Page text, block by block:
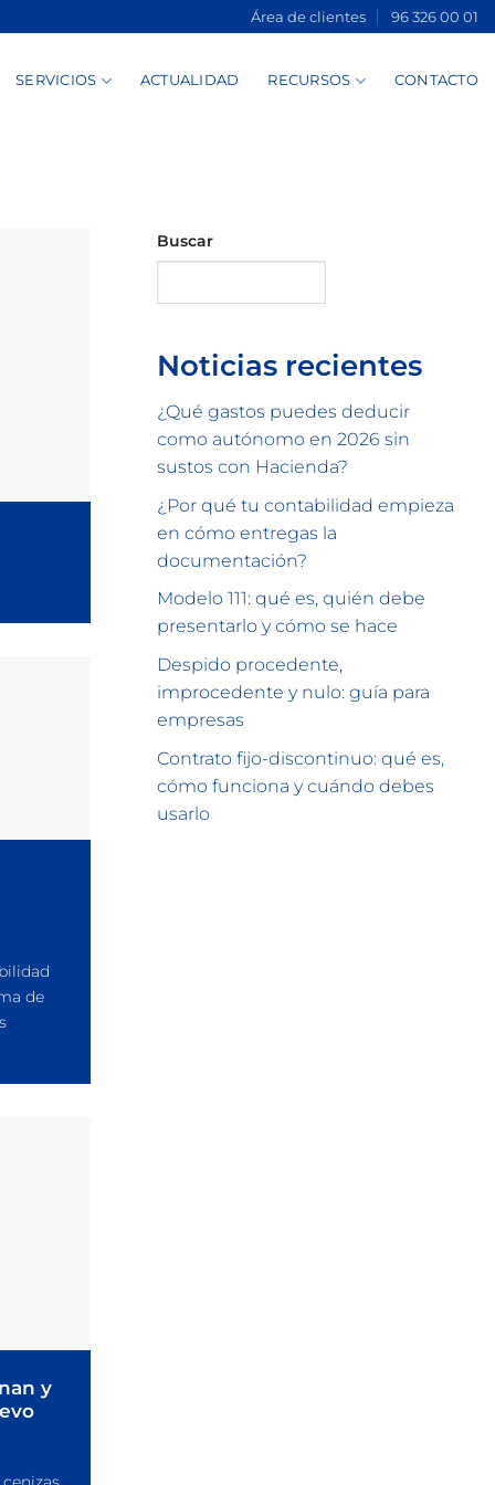
Área de clientes 96 326 00 01
SERVICIOS ACTUALIDAD RECURSOS CONTACTO
de
y
Buscar
Noticias recientes
¿Qué gastos puedes deducir
como autónomo en 2026 sin
sustos con Hacienda?
¿Por qué tu contabilidad empieza
en cómo entregas la
documentación?
Modelo 111: qué es, quién debe
presentarlo y cómo se hace
Despido procedente,
improcedente y nulo: guía para
empresas
Contrato fijo-discontinuo: qué es,
cómo funciona y cuándo debes
usarlo